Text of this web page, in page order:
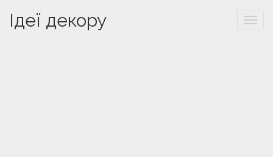
Ідеї декору